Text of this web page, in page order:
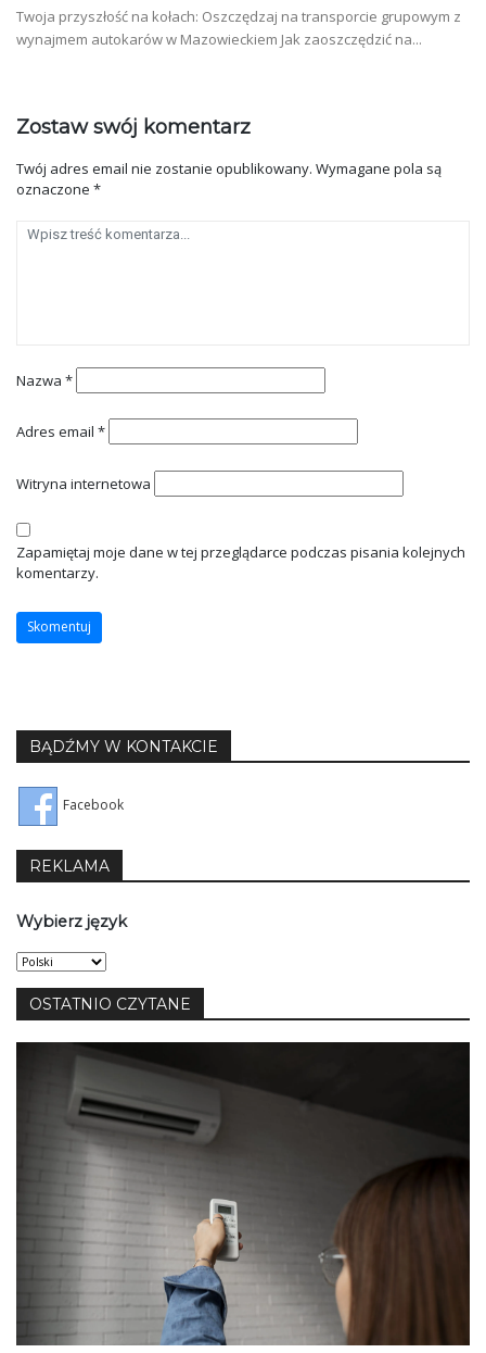
Twoja przyszłość na kołach: Oszczędzaj na transporcie grupowym z
wynajmem autokarów w Mazowieckiem Jak zaoszczędzić na...
Zostaw swój komentarz
Twój adres email nie zostanie opublikowany. Wymagane pola są
oznaczone *
Nazwa *
Adres email *
Witryna internetowa
Zapamiętaj moje dane w tej przeglądarce podczas pisania kolejnych
komentarzy.
BĄDŹMY W KONTAKCIE
Facebook
REKLAMA
Wybierz język
Wybierz
język
OSTATNIO CZYTANE